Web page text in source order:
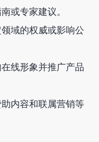
或专家建议。
域的权威或影响公
线形象并推广产品
内容和联属营销等